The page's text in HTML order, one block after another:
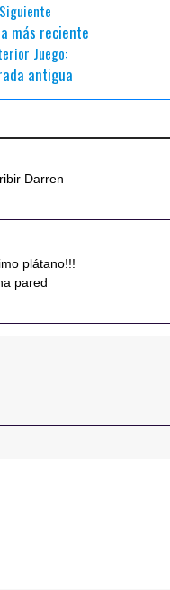
Siguiente
más reciente
Juego:
antigua
Darren
plátano!!!
pared